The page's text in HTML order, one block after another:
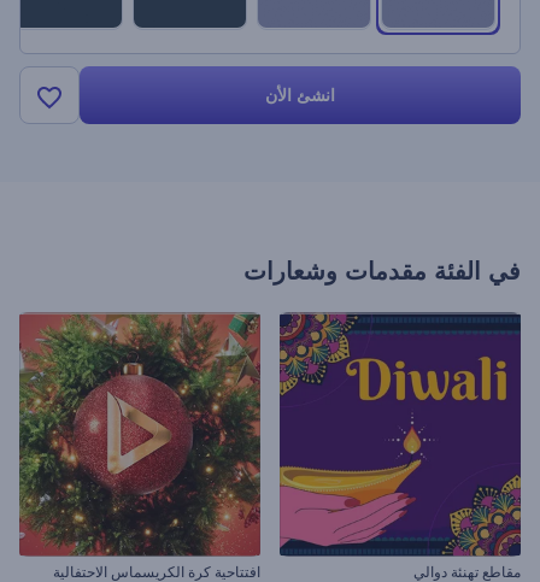
انشئ الأن
في الفئة مقدمات وشعارات
مقاطع تهنئة دوالي افتتاحية كرة الكريسماس الاحتفالية